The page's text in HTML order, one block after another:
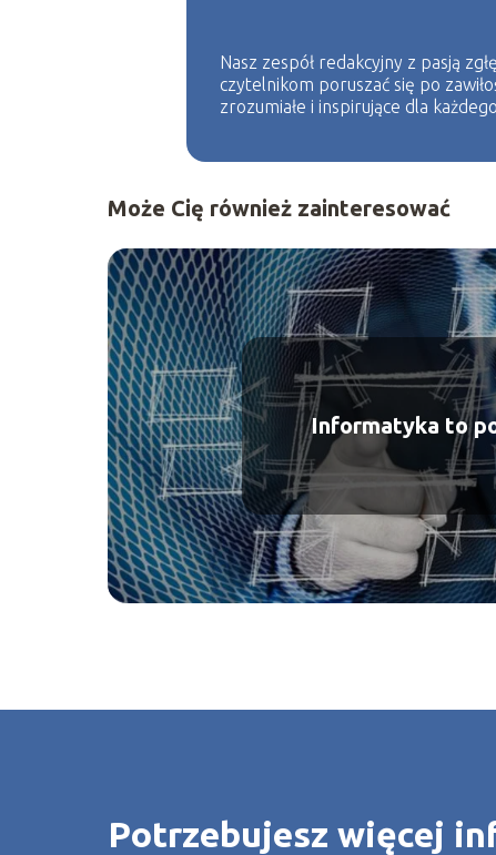
Nasz zespół redakcyjny z pasją
czytelnikom poruszać się po
zrozumiałe i inspirujące dla
Może Cię również zainteresować
Informatyka to
Potrzebujesz więcej